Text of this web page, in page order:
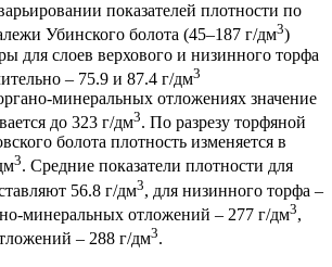
показателей плотности по
Убинского болота (45–187 г/дм3)
для слоев верхового и низинного торфа
– 75.9 и 87.4 г/дм3
минеральных отложениях значение
до 323 г/дм3. По разрезу торфяной
болота плотность изменяется в
3. Средние показатели плотности для
56.8 г/дм3, для низинного торфа –
минеральных отложений – 277 г/дм3,
– 288 г/дм3.